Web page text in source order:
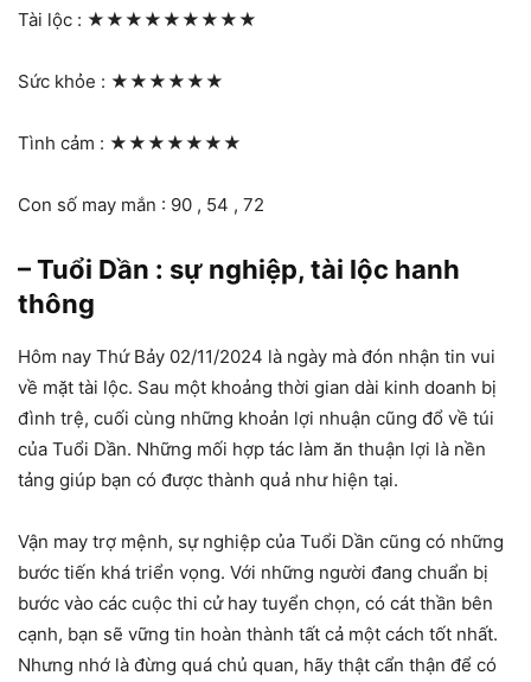
Tài lộc : ★★★★★★★★★
Sức khỏe : ★★★★★★
Tình cảm : ★★★★★★★
Con số may mắn : 90 , 54 , 72
– Tuổi Dần : sự nghiệp, tài lộc hanh
thông
Hôm nay Thứ Bảy 02/11/2024 là ngày mà đón nhận tin vui
về mặt tài lộc. Sau một khoảng thời gian dài kinh doanh bị
đình trệ, cuối cùng những khoản lợi nhuận cũng đổ về túi
của Tuổi Dần. Những mối hợp tác làm ăn thuận lợi là nền
tảng giúp bạn có được thành quả như hiện tại.
Vận may trợ mệnh, sự nghiệp của Tuổi Dần cũng có những
bước tiến khá triển vọng. Với những người đang chuẩn bị
bước vào các cuộc thi cử hay tuyển chọn, có cát thần bên
cạnh, bạn sẽ vững tin hoàn thành tất cả một cách tốt nhất.
Nhưng nhớ là đừng quá chủ quan, hãy thật cẩn thận để có